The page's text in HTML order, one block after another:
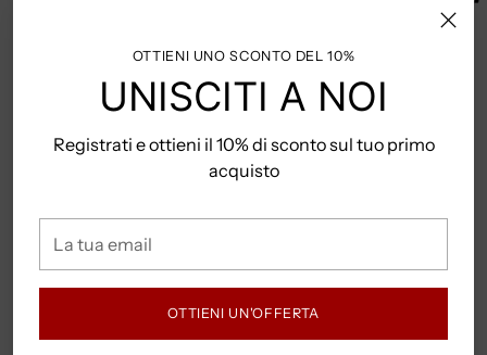
OTTIENI UNO SCONTO DEL 10%
UNISCITI A NOI
Registrati e ottieni il 10% di sconto sul tuo primo
acquisto
tua
OTTIENI UN'OFFERTA
4.5/5basato su +1573 Clienti
Clicca qui per la Guida Taglie
Hai domande? Contattaci su whatsapp +39
Spedizione Gratuita per ordini superiori a 79,99 Euro